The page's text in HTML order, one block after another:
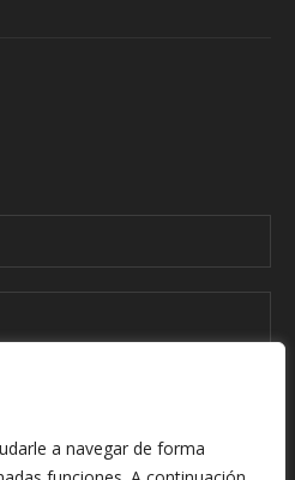
a navegar de forma